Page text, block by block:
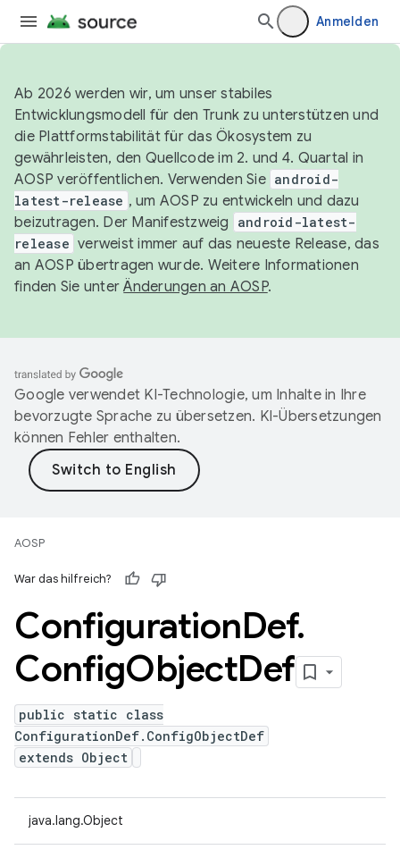
Anmelden
Ab 2026 werden wir, um unser stabiles
Entwicklungsmodell für den Trunk zu unterstützen und
die Plattformstabilität für das Ökosystem zu
gewährleisten, den Quellcode im 2. und 4. Quartal in
AOSP veröffentlichen. Verwenden Sie android-
latest-release , um AOSP zu entwickeln und dazu
beizutragen. Der Manifestzweig
android-latest-
release verweist immer auf das neueste Release, das
an AOSP übertragen wurde. Weitere Informationen
finden Sie unterÄnderungen an AOSP.
Google verwendet KI-Technologie, um Inhalte in Ihre
bevorzugte Sprache zu übersetzen. KI-Übersetzungen
können Fehler enthalten.
AOSP
War das hilfreich?
ConfigurationDef.
ConfigObjectDef
public static class
ConfigurationDef.ConfigObjectDef
extends Object
java.lang.Object